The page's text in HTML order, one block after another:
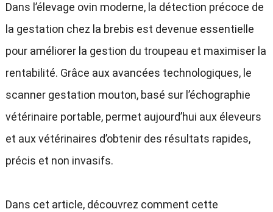
Dans l’élevage ovin moderne, la détection précoce de
la gestation chez la brebis est devenue essentielle
pour améliorer la gestion du troupeau et maximiser la
rentabilité. Grâce aux avancées technologiques, le
scanner gestation mouton, basé sur l’échographie
vétérinaire portable, permet aujourd’hui aux éleveurs
et aux vétérinaires d’obtenir des résultats rapides,
précis et non invasifs.
Dans cet article, découvrez comment cette